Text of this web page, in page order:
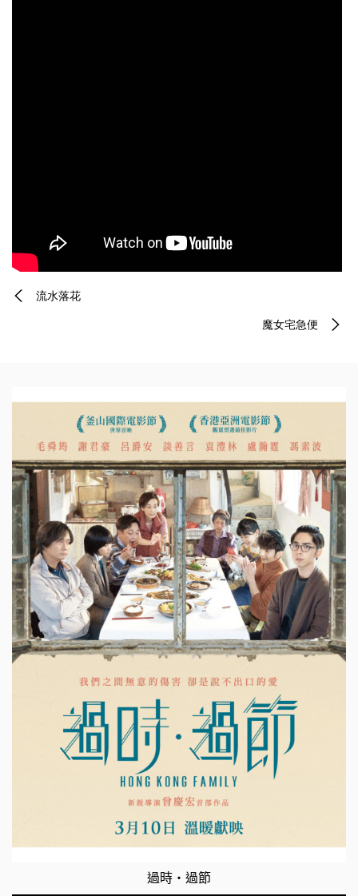
流水落花
魔女宅急便
過時‧過節